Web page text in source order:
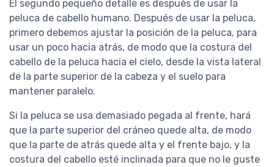
El segundo pequeño detalle es después de usar la
peluca de cabello humano. Después de usar la peluca,
primero debemos ajustar la posición de la peluca, para
usar un poco hacia atrás, de modo que la costura del
cabello de la peluca hacia el cielo, desde la vista lateral
de la parte superior de la cabeza y el suelo para
mantener paralelo.
Si la peluca se usa demasiado pegada al frente, hará
que la parte superior del cráneo quede alta, de modo
que la parte de atrás quede alta y el frente bajo, y la
costura del cabello esté inclinada para que no le guste